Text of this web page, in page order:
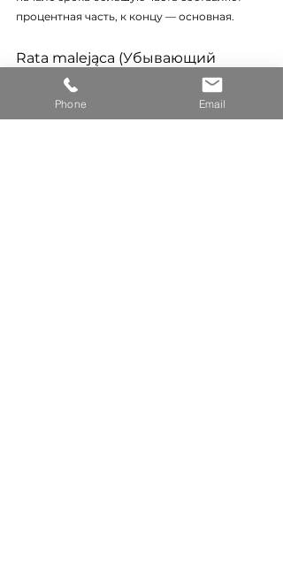
процентная часть, к концу — основная.
Rata malejąca (Убывающий
платёж)
Платёж с постоянной основной частью и
убывающей процентной. Первый взнос
Phone Email